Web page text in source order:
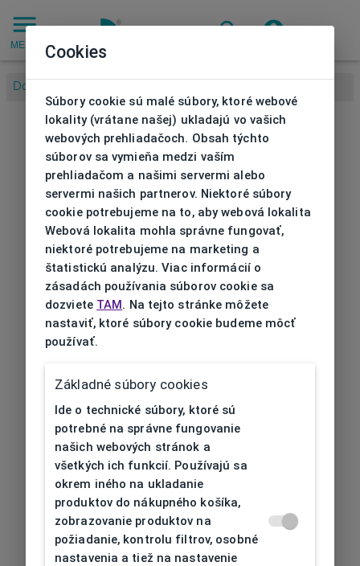
MENU
Domov
Cookies
Súbory cookie sú malé súbory, ktoré webové
lokality (vrátane našej) ukladajú vo vašich
webových prehliadačoch. Obsah týchto
súborov sa vymieňa medzi vaším
prehliadačom a našimi servermi alebo
servermi našich partnerov. Niektoré súbory
cookie potrebujeme na to, aby webová lokalita
Webová lokalita mohla správne fungovať,
niektoré potrebujeme na marketing a
štatistickú analýzu. Viac informácií o
zásadách používania súborov cookie sa
dozviete TAM. Na tejto stránke môžete
nastaviť, ktoré súbory cookie budeme môcť
používať.
Základné súbory cookies
Ide o technické súbory, ktoré sú
potrebné na správne fungovanie
našich webových stránok a
všetkých ich funkcií. Používajú sa
okrem iného na ukladanie
produktov do nákupného košíka,
zobrazovanie produktov na
požiadanie, kontrolu filtrov, osobné
nastavenia a tiež na nastavenie